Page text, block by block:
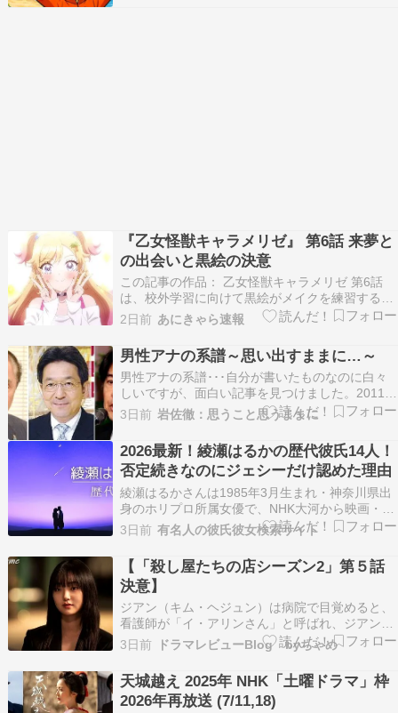
『乙女怪獣キャラメリゼ』 第6話 来夢と
の出会いと黒絵の決意
この記事の作品： 乙女怪獣キャラメリゼ 第6話
は、校外学習に向けて黒絵がメイクを練習すると
ころから始まる。奥多摩湖で楽しく過ごすはずの
一日に、らいりーがかつて片想いしていた岡田が
現れた。しかも岡田は、目の前にいるのが誰かも
気づかないまま彼女を口説き、彼女の話をする。
らいりーのメ…
2日前 あにきゃら速報
男性アナの系譜～思い出すままに…～
男性アナの系譜･･･自分が書いたものなのに白々
しいですが、面白い記事を見つけました。2011年
の記事ですから若い人には“登場人物”になじみが
ないかもしれませんが、アナウンサーOBとして
の私に“見る目”があったかなかったかが分かりま
す。ｗ ご笑読を。1929年(昭和4年)の六大学野…
3日前 岩佐徹：思うこと思うままに
2026最新！綾瀬はるかの歴代彼氏14人！
否定続きなのにジェシーだけ認めた理由
綾瀬はるかさんは1985年3月生まれ・神奈川県出
身のホリプロ所属女優で、NHK大河から映画・
CMまで第一線で活躍する国民的女優として知ら
れています。 清純派のイメージが強く、デビュー
以来すべての熱愛報道を否定してきましたが、
2024年7月のジェシーさん報道で唯一その流れが
変わり…
3日前 有名人の彼氏彼女検索サイト
【「殺し屋たちの店シーズン2」第５話
決意】
ジアン（キム・ヘジュン）は病院で目覚めると、
看護師が「イ・アリンさん」と呼ばれ、ジアンは
「アリンじゃないジアンよ。チョン・ジアン」と
答え、新しい名前を用意されても、もう違う名前
は使わないとジアンは言った。名前を買えても何
も変わらない。だったら本名で生きると。ジアン
は、ウジン（ユ・…
3日前 ドラマレビューBlog byちゃめ
天城越え 2025年 NHK「土曜ドラマ」枠
2026年再放送 (7/11,18)